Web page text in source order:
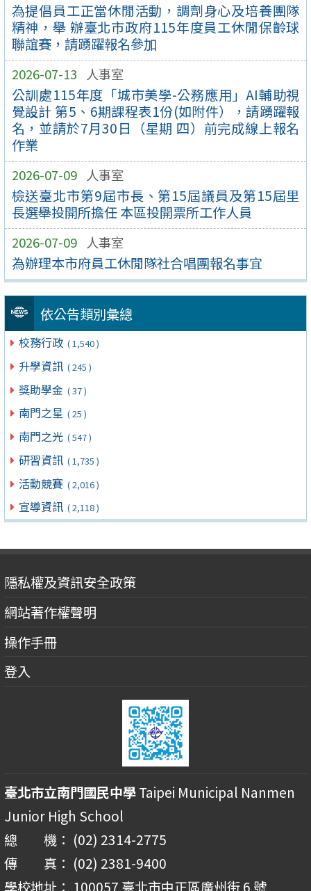
為提倡員工正當休閒活動，調劑身心及培養團隊
精神，舉 辦臺北市政府115年度員工休閒保齡球
聯誼賽，請踴躍報名參加
2026-07-13 人事室
公訓處115年度「城市美學-公務應用」AI輔助視
覺設計 第5、6期課程表1份(如附件），請踴躍報
名，並請於7月30日（星期 四）前完成線上報名
作業
2026-07-09 人事室
檢送臺北市第9屆市長、第15屆議員及第15屆里
長選舉投開所擔任 本區投開票所工作人員
2026-07-09 人事室
為辦理本市府員工休閒隊社合唱團報名事宜
依公告類別彙總
校務行政 ( 1,540 )
升學資訊 ( 245 )
獎助學金 ( 37 )
南門之星 ( 25 )
南門之光 ( 547 )
研習資訊 ( 1,735 )
活動競賽 ( 2,016 )
宣導資訊 ( 2,118 )
隱私權及資訊安全政策
網站著作權聲明
操作手冊
登入
臺北市立南門國民中學Taipei Municipal Nanmen
Junior High School
總 機： (02) 2314-2775
傳 真： (02) 2381-9400